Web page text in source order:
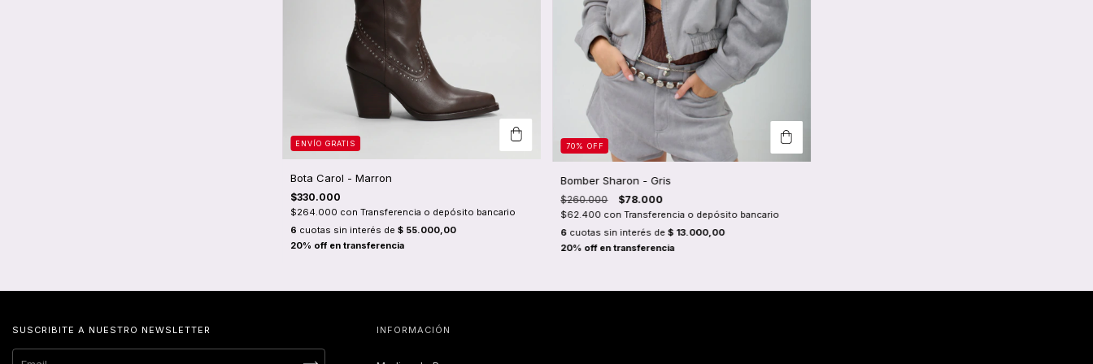
ENVÍO GRATIS
Bota Carol - Marron
$330.000
$264.000 con Transferencia o depósito bancario
6 cuotas sin interés de$ 55.000,00
70% OFF
Bomber Sharon - Gris
$260.000 $78.000
$62.400 con Transferencia o depósito bancario
6 cuotas sin interés de$ 13.000,00
SUSCRIBITE A NUESTRO NEWSLETTER INFORMACIÓN